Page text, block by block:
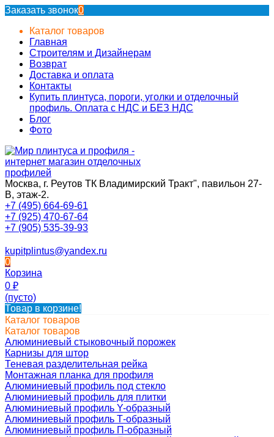
Заказать звонок0
Каталог товаров
Главная
Строителям и Дизайнерам
Возврат
Доставка и оплата
Контакты
Купить плинтуса, пороги, уголки и отделочный
профиль. Оплата с НДС и БЕЗ НДС
Блог
Фото
Москва, г. Реутов ТК Владимирский Тракт", павильон 27-
В, этаж-2.
+7 (495) 664-69-61
+7 (925) 470-67-64
+7 (905) 535-39-93
kupitplintus@yandex.ru
0
Корзина
0 ₽
(пусто)
Товар в корзине!
Каталог товаров
Каталог товаров
Алюминиевый стыковочный порожек
Карнизы для штор
Теневая разделительная рейка
Монтажная планка для профиля
Алюминиевый профиль под стекло
Алюминиевый профиль для плитки
Алюминиевый профиль Y-образный
Алюминиевый профиль Т-образный
Алюминиевый профиль П-образный